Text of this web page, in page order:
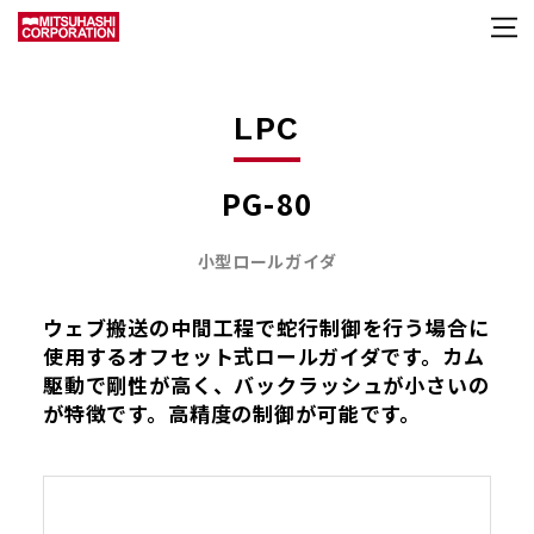
LPC
PG-80
小型ロールガイダ
ウェブ搬送の中間工程で蛇行制御を行う場合に
使用するオフセット式ロールガイダです。カム
駆動で剛性が高く、バックラッシュが小さいの
が特徴です。高精度の制御が可能です。